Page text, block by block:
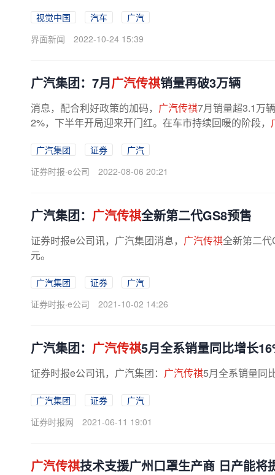
视觉中国 汽车
广汽
界面新闻
2022-10-24 15:39
广汽集团：7月广汽传祺销量再破3万辆
消息，配合利好政策的加码， 广汽传祺7月销量超3.1万
2%，下半年开局迎来开门红。在车市持续回暖的阶段，
广汽集团 证券
广汽
证券时报·e公司
2022-08-06 20:21
广汽集团： 广汽传祺全新第二代GS8预售
证券时报e公司讯，广汽集团消息， 广汽传祺全新第二
元。
广汽集团 证券
广汽
证券时报·e公司
2021-10-02 14:26
广汽集团： 广汽传祺5月全系销量同比增长
证券时报e公司讯，广汽集团： 广汽传祺5月全系销量同
广汽集团 证券
广汽
证券时报网
2021-06-11 19:01
广汽传祺技术支援广州口罩生产商 日产能将